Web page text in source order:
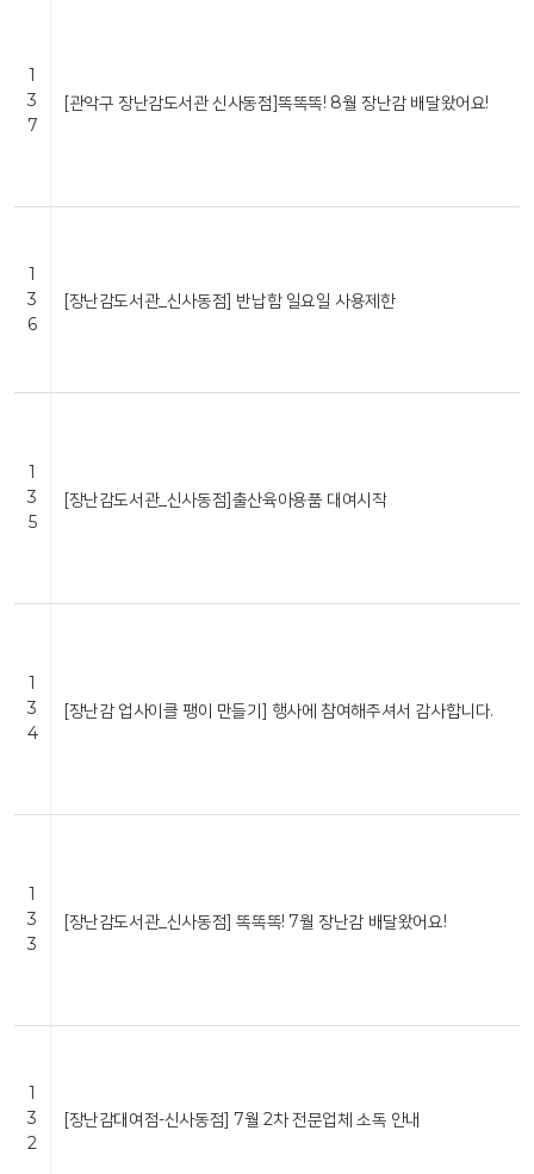
1
3
7
[관악구 장난감도서관 신사동점]똑똑똑! 8월 장난감 배달왔어요!
1
3
6
[장난감도서관_신사동점] 반납함 일요일 사용제한
1
3
5
[장난감도서관_신사동점]출산육아용품 대여시작
1
3
4
[장난감 업사이클 팽이 만들기] 행사에 참여해주셔서 감사합니다.
1
3
3
[장난감도서관_신사동점] 똑똑똑! 7월 장난감 배달왔어요!
1
3
2
[장난감대여점-신사동점] 7월 2차 전문업체 소독 안내